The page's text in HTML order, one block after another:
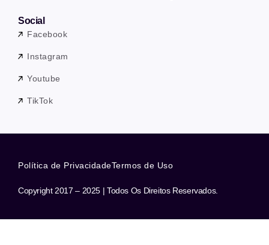
Social
Facebook
Instagram
Youtube
TikTok
Copyright 2017 – 2025 | Todos Os Direitos Reservados.
Política de PrivacidadeTermos de Uso